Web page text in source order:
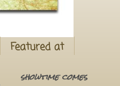
Featured at
showtime comes